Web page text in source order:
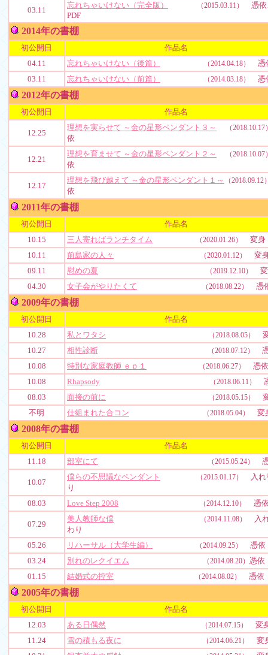
03.11
忘れちゃいけない（完全版） （2015.03.11）
憑依
PDF
2014年の書棚
初公開日
作品名
04.11
忘れちゃいけない（後篇） （2014.04.18）
憑
03.11
忘れちゃいけない（前篇） （2014.03.18） 憑
2012年の書棚
初公開日 作品名
12.25
理想を実らせて ～金の星形ペンダント３～ （2018.10.17
依
12.21
理想を育ませて ～金の星形ペンダント２～ （2018.10.07
依
12.17
理想を飛び越えて ～金の星形ペンダント１～ （2018.09.12
依
2011年の書棚
初公開日
作品名
10.15
三人寄ればランチタイム （2020.01.26）
変身
10.11
前島家の人々 （2020.01.12）
変
09.11
慰めの夏 （2019.12.10）
変
04.30
女子会がやりたくて （2018.08.22） 憑
2009年の書棚
初公開日
作品名
10.28
私とワタシ （2018.08.05）
10.27
相性診断 （2018.07.12）
10.08
特別な家庭教師 ｅｐ１ （2018.06.27）
憑依
10.08
Rhapsody （2018.06.11）
08.03
面接の前に （2018.05.15）
不明
仕組まれた合コン （2018.05.04） 変
2008年の書棚
初公開日
作品名
11.18
部室にて （2015.05.24）
10.07
僕らの不思議なペンダント （2015.01.17）
入れ
り
08.03
Love Step 2008 （2014.12.10） 憑
07.29
美人教師な僕 （2014.11.08）
入
わり
05.26
リハーサル（大学生編） （2014.09.25）
憑依
03.24
別れのレクイエム （2014.08.20） 憑依
01.15
結婚式の控室 （2014.08.02） 憑依
2005年の書棚
初公開日
作品名
12.03
ある日偶然 （2014.07.15）
変
11.24
雪の積もる夜に （2014.06.21）
変